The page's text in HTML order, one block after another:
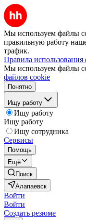
Мы используем файлы
правильную работу
трафик.
Правила
Мы используем файлы
файлов cookie
Понятно
Ищу работу
Ищу работу
Ищу работу
Ищу сотрудника
Сервисы
Помощь
Ещё
Поиск
Алапаевск
Войти
Войти
Создать резюме